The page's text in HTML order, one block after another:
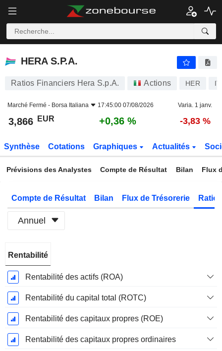
HERA S.P.A.
HERA S.P.A.
Ratios Financiers Hera S.p.A. Actions HER
Marché Fermé - Borsa Italiana 17:45:00 07/08/2026 Varia. 1 janv.
3,866 EUR +0,36 % -3,83 %
Synthèse Cotations Graphiques Actualités
Prévisions des Analystes Compte de Résultat Bilan Flux
Compte de Résultat Bilan Flux de Trésorerie
Annuel
Fiscale:
Décembre
Rentabilité
Rentabilité des actifs (ROA)
Rentabilité du capital total (ROTC)
Rentabilité des capitaux propres (ROE)
Rentabilité des capitaux propres ordinaires